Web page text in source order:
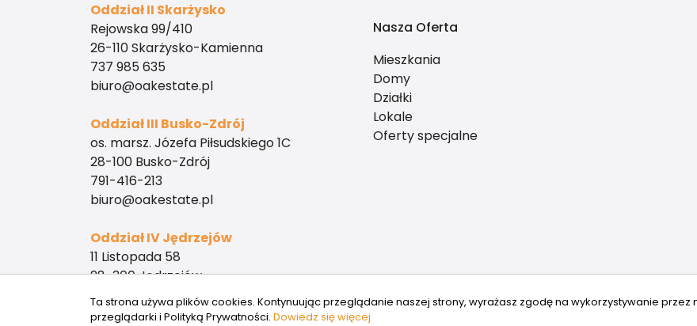
Oddział II Skarżysko
Rejowska 99/410
26-110 Skarżysko-Kamienna
737 985 635
biuro@oakestate.pl
Oddział III Busko-Zdrój
os. marsz. Józefa Piłsudskiego 1C
28-100 Busko-Zdrój
791-416-213
biuro@oakestate.pl
Oddział IV Jędrzejów
11 Listopada 58
28-300 Jędrzejów
573 555 261
biuro@oakestate.pl
Nasza Oferta
Mieszkania
Domy
Działki
Lokale
Oferty specjalne
Ta strona używa plików cookies. Kontynuując przeglądanie naszej strony, wyrażasz zgodę na wykorzystywanie
przeglądarki i Polityką Prywatności. Dowiedz się więcej